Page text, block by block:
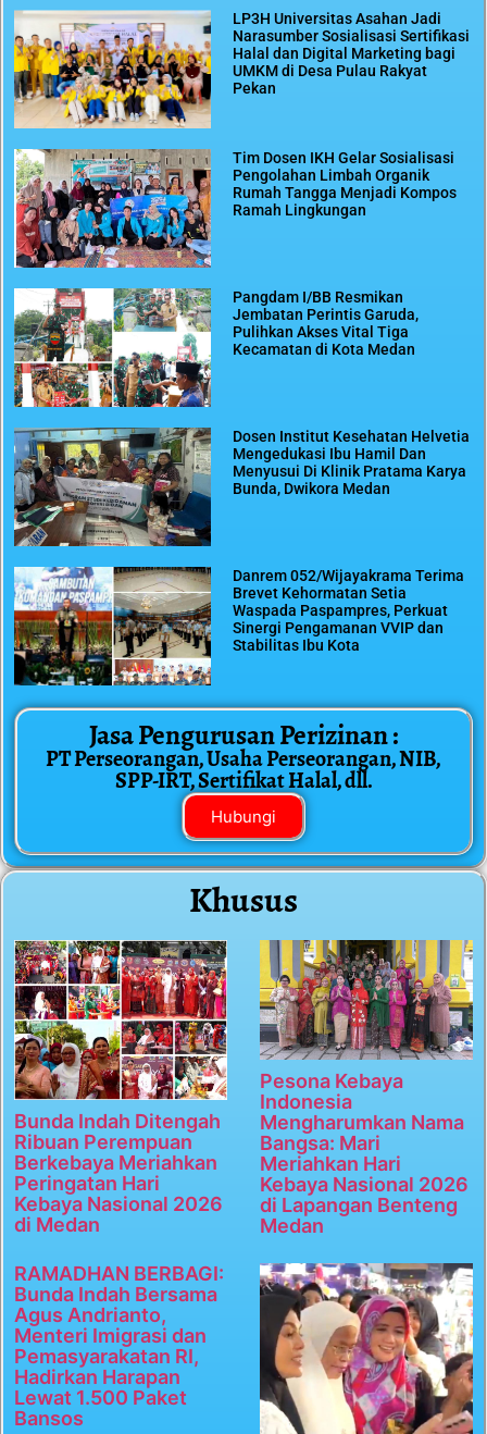
LP3H Universitas Asahan Jadi
Narasumber Sosialisasi Sertifikasi
Halal dan Digital Marketing bagi
UMKM di Desa Pulau Rakyat
Pekan
Tim Dosen IKH Gelar Sosialisasi
Pengolahan Limbah Organik
Rumah Tangga Menjadi Kompos
Ramah Lingkungan
Pangdam I/BB Resmikan
Jembatan Perintis Garuda,
Pulihkan Akses Vital Tiga
Kecamatan di Kota Medan
Dosen Institut Kesehatan Helvetia
Mengedukasi Ibu Hamil Dan
Menyusui Di Klinik Pratama Karya
Bunda, Dwikora Medan
Danrem 052/Wijayakrama Terima
Brevet Kehormatan Setia
Waspada Paspampres, Perkuat
Sinergi Pengamanan VVIP dan
Stabilitas Ibu Kota
Jasa Pengurusan Perizinan :
PT Perseorangan, Usaha Perseorangan, NIB,
SPP-IRT, Sertifikat Halal, dll.
Hubungi
Khusus
Bunda Indah Ditengah
Ribuan Perempuan
Berkebaya Meriahkan
Peringatan Hari
Kebaya Nasional 2026
di Medan
Pesona Kebaya
Indonesia
Mengharumkan Nama
Bangsa: Mari
Meriahkan Hari
Kebaya Nasional 2026
di Lapangan Benteng
Medan
RAMADHAN BERBAGI:
Bunda Indah Bersama
Agus Andrianto,
Menteri Imigrasi dan
Pemasyarakatan RI,
Hadirkan Harapan
Lewat 1.500 Paket
Bansos